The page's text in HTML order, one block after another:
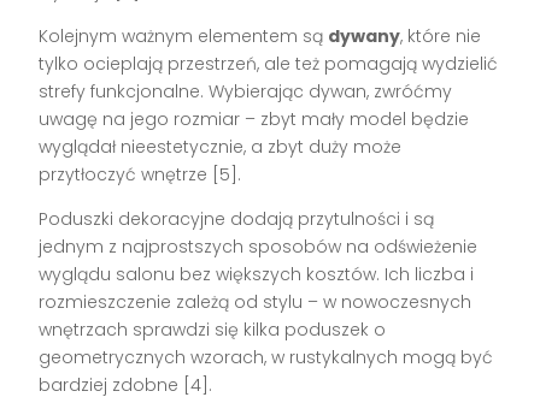
Kolejnym ważnym elementem są dywany, które nie
tylko ocieplają przestrzeń, ale też pomagają wydzielić
strefy funkcjonalne. Wybierając dywan, zwróćmy
uwagę na jego rozmiar – zbyt mały model będzie
wyglądał nieestetycznie, a zbyt duży może
przytłoczyć wnętrze [5].
Poduszki dekoracyjne dodają przytulności i są
jednym z najprostszych sposobów na odświeżenie
wyglądu salonu bez większych kosztów. Ich liczba i
rozmieszczenie zależą od stylu – w nowoczesnych
wnętrzach sprawdzi się kilka poduszek o
geometrycznych wzorach, w rustykalnych mogą być
bardziej zdobne [4].